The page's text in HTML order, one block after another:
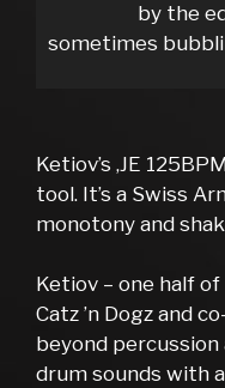
by the
sometimes
Ketiov’s ‚JE
tool. It’s a Swiss
monotony and
Ketiov – one half
Catz ’n Dogz and
beyond percussion
drum sounds with